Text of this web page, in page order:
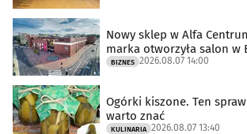
Nowy sklep w Alfa
marka otworzyła salon w
BIZNES 2026.08.07 14:00
Ogórki kiszone. Ten
warto znać
KULINARIA 2026.08.07 13:40